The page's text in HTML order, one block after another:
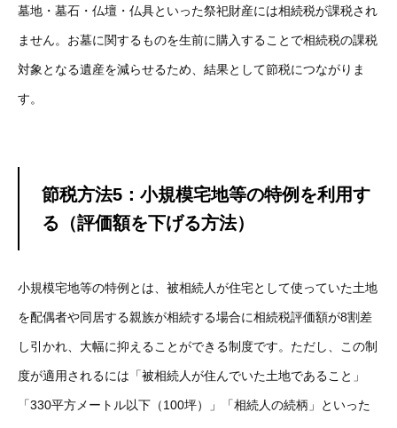
墓地・墓石・仏壇・仏具といった祭祀財産には相続税が課税され
ません。お墓に関するものを生前に購入することで相続税の課税
対象となる遺産を減らせるため、結果として節税につながりま
す。
節税方法5：小規模宅地等の特例を利用す
る（評価額を下げる方法）
小規模宅地等の特例とは、被相続人が住宅として使っていた土地
を配偶者や同居する親族が相続する場合に相続税評価額が8割差
し引かれ、大幅に抑えることができる制度です。ただし、この制
度が適用されるには「被相続人が住んでいた土地であること」
「330平方メートル以下（100坪）」「相続人の続柄」といった